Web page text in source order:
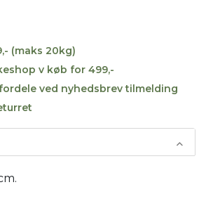
(maks 20kg)
v køb for 499,-
ved nyhedsbrev tilmelding